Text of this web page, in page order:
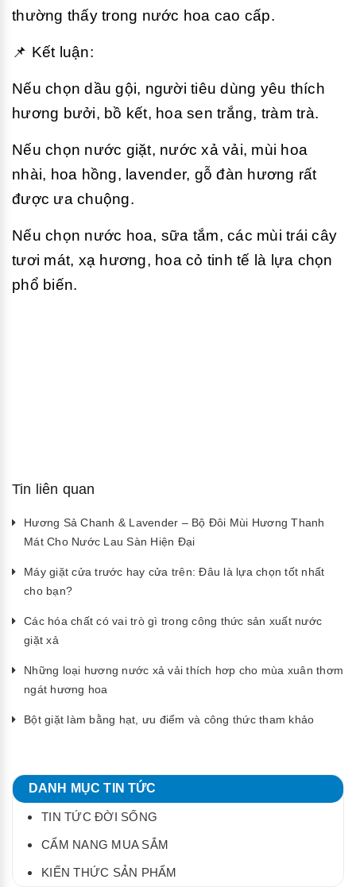
thường thấy trong nước hoa cao cấp.
📌 Kết luận:
Nếu chọn dầu gội, người tiêu dùng yêu thích
hương bưởi, bồ kết, hoa sen trắng, tràm trà.
Nếu chọn nước giặt, nước xả vải, mùi hoa
nhài, hoa hồng, lavender, gỗ đàn hương rất
được ưa chuộng.
Nếu chọn nước hoa, sữa tắm, các mùi trái cây
tươi mát, xạ hương, hoa cỏ tinh tế là lựa chọn
phổ biến.
Tin liên quan
Hương Sả Chanh & Lavender – Bộ Đôi Mùi Hương Thanh
Mát Cho Nước Lau Sàn Hiện Đại
Máy giặt cửa trước hay cửa trên: Đâu là lựa chọn tốt nhất
cho bạn?
Các hóa chất có vai trò gì trong công thức sản xuất nước
giặt xả
Những loại hương nước xả vải thích hơp cho mùa xuân thơm
ngát hương hoa
Bột giặt làm bằng hạt, ưu điểm và công thức tham khảo
DANH MỤC TIN TỨC
TIN TỨC ĐỜI SỐNG
CẨM NANG MUA SẮM
KIẾN THỨC SẢN PHẨM